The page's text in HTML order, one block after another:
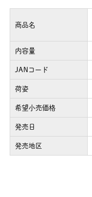
商品名
内容量
JANコード
荷姿
希望小売価格
発売日
発売地区